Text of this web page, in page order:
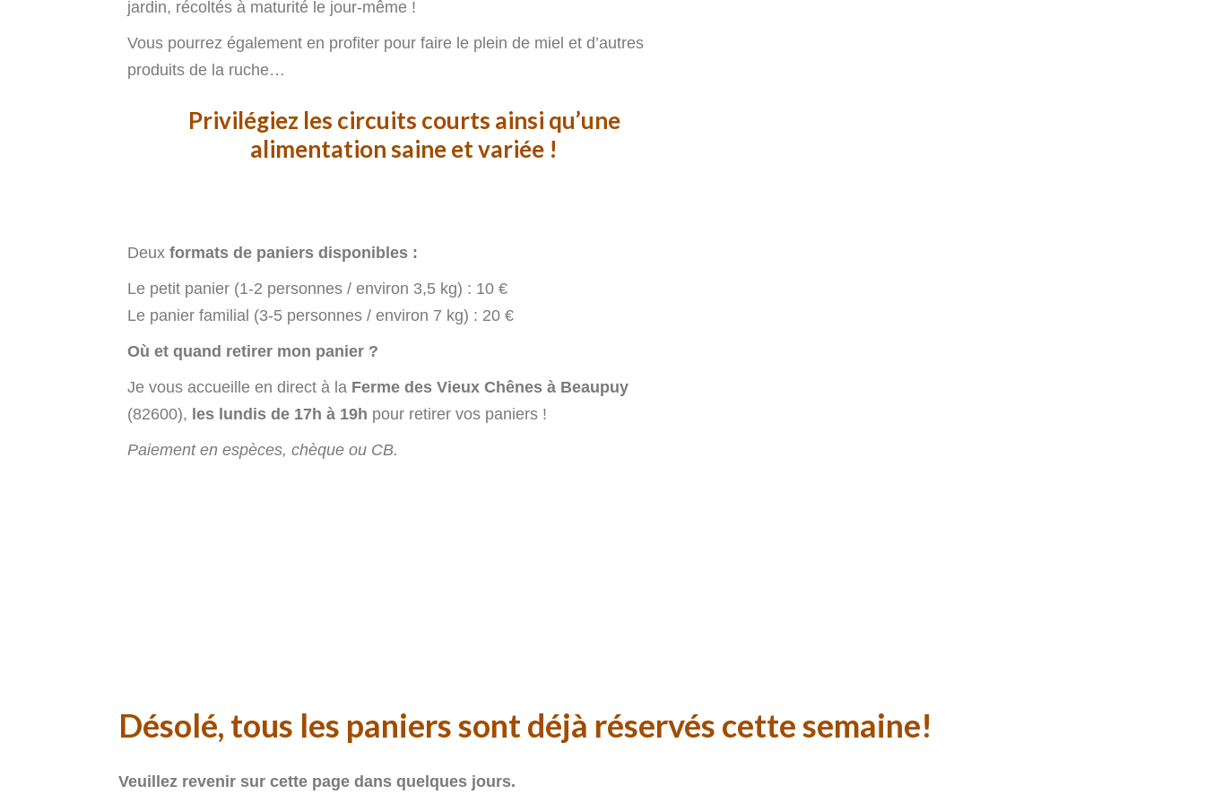
jardin, récoltés à maturité le jour-même !
Vous pourrez également en profiter pour faire le plein de miel et d’autres
produits de la ruche…
Privilégiez les circuits courts ainsi qu’une
alimentation saine et variée !
Deux formats de paniers disponibles :
Le petit panier (1-2 personnes / environ 3,5 kg) : 10 €
Le panier familial (3-5 personnes / environ 7 kg) : 20 €
Où et quand retirer mon panier ?
Je vous accueille en direct à la Ferme des Vieux Chênes à Beaupuy
(82600), les lundis de 17h à 19h pour retirer vos paniers !
Paiement en espèces, chèque ou CB.
Désolé, tous les paniers sont déjà réservés cette semaine!
Veuillez revenir sur cette page dans quelques jours.